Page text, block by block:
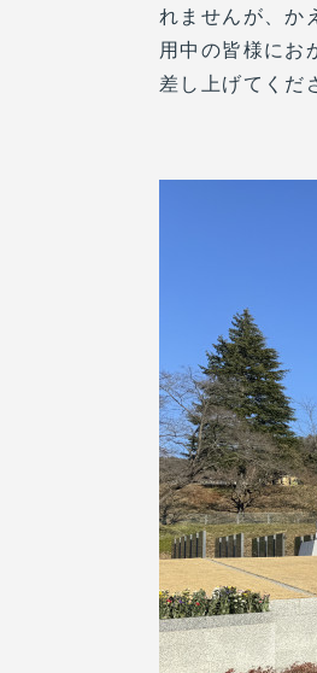
れませんが、か
用中の皆様にお
差し上げてくだ